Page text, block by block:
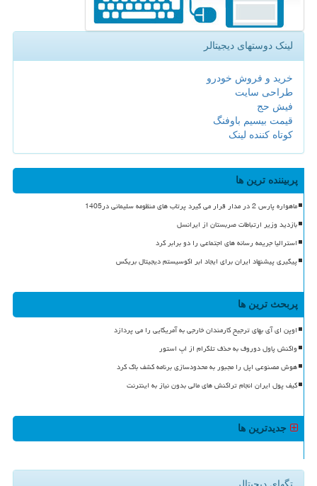
لینک دوستهای دیجیتالر
خرید و فروش خودرو
طراحی سایت
فیش حج
قیمت بیسیم باوفنگ
کوتاه کننده لینک
پربیننده ترین ها
ماهواره پارس 2 در مدار قرار می گیرد پرتاب های منظومه سلیمانی در1405
بازدید وزیر ارتباطات صربستان از ایرانسل
استرالیا جریمه رسانه های اجتماعی را دو برابر کرد
پیگیری پیشنهاد ایران برای ایجاد ابر اکوسیستم دیجیتال بریکس
پربحث ترین ها
اوپن ای آی بهای ترجیح کارمندان خارجی به آمریکایی را می پردازد
واکنش پاول دوروف به حذف تلگرام از اپ استور
هوش مصنوعی اپل را مجبور به محدودسازی برنامه کشف باگ کرد
کیف پول ایران انجام تراکنش های مالی بدون نیاز به اینترنت
جدیدترین ها